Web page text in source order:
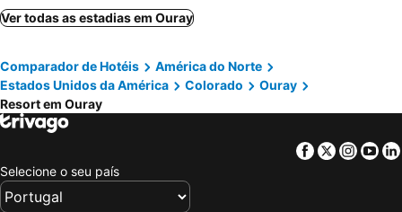
Ver todas as estadias em Ouray
Comparador de Hotéis
América do Norte
Estados Unidos da América
Colorado
Ouray
Resort em Ouray
Facebook
Twitter
Selecione o seu país